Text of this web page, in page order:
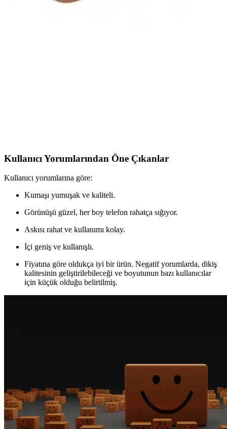
Makyaj Çantalarına Duyulan Bağımlılık ve
Kullanıcı Yorumlarından Öne Çıkanlar
Kullanıcı yorumlarına göre:
Kumaşı yumuşak ve kaliteli.
Görünüşü güzel, her boy telefon rahatça sığıyor.
Askısı rahat ve kullanımı kolay.
İçi geniş ve kullanışlı.
Fiyatına göre oldukça iyi bir ürün. Negatif yorumlarda, dikiş
kalitesinin geliştirilebileceği ve boyutunun bazı kullanıcılar
için küçük olduğu belirtilmiş.